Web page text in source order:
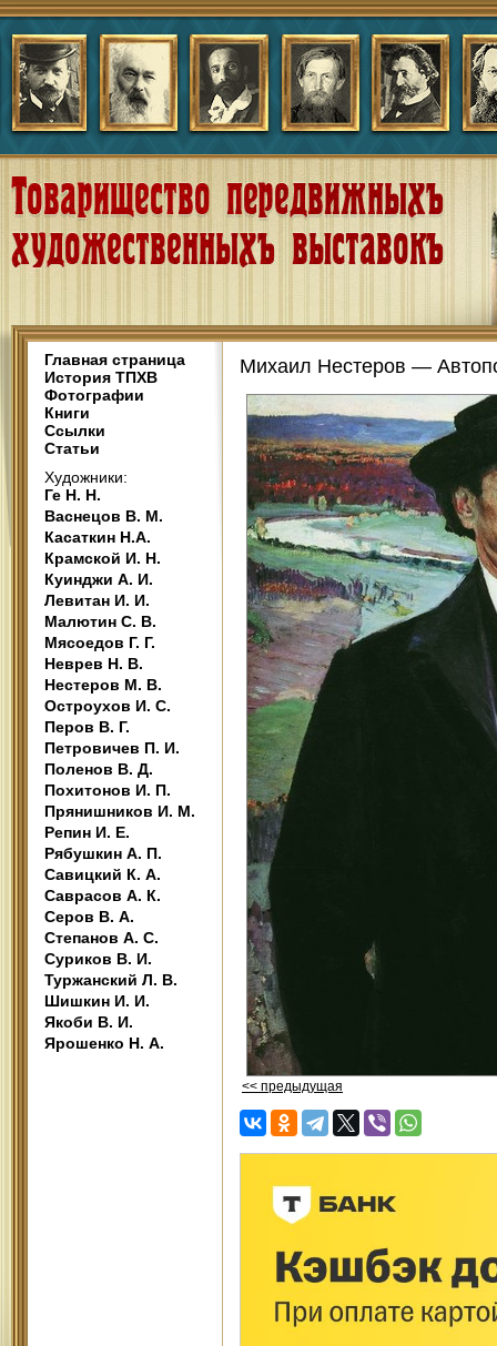
Главная страница
История ТПХВ
Фотографии
Книги
Ссылки
Статьи
Художники:
Ге Н. Н.
Васнецов В. М.
Касаткин Н.А.
Крамской И. Н.
Куинджи А. И.
Левитан И. И.
Малютин С. В.
Мясоедов Г. Г.
Неврев Н. В.
Нестеров М. В.
Остроухов И. С.
Перов В. Г.
Петровичев П. И.
Поленов В. Д.
Похитонов И. П.
Прянишников И. М.
Репин И. Е.
Рябушкин А. П.
Савицкий К. А.
Саврасов А. К.
Серов В. А.
Степанов А. С.
Суриков В. И.
Туржанский Л. В.
Шишкин И. И.
Якоби В. И.
Ярошенко Н. А.
Михаил Нестеров —
<< предыдущая